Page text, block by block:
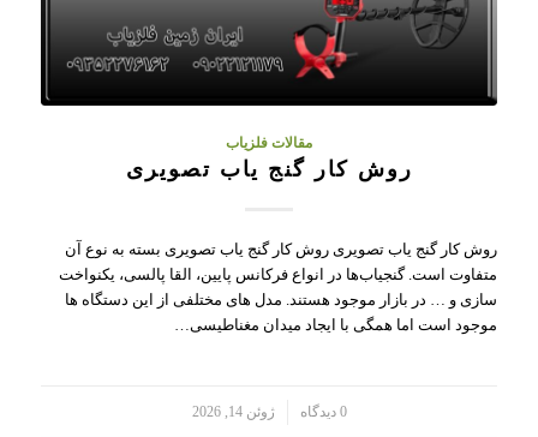
مقالات فلزیاب
روش کار گنج یاب تصویری
روش کار گنج یاب تصویری روش کار گنج یاب تصویری بسته به نوع آن
متفاوت است. گنجیاب‌ها در انواع فرکانس پایین، القا پالسی، یکنواخت
سازی و … در بازار موجود هستند. مدل های مختلفی از این دستگاه ها
موجود است اما همگی با ایجاد میدان مغناطیسی…
0 دیدگاه ژوئن 14, 2026